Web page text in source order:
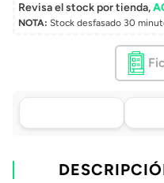
Revisa el stock por tienda,
NOTA: Stock desfasado 30
Tu compra, directo a
todo Chile
Retiro
Elige